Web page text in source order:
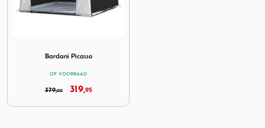
Bardani Picasso
OP VOORRAAD
379,00 319,95